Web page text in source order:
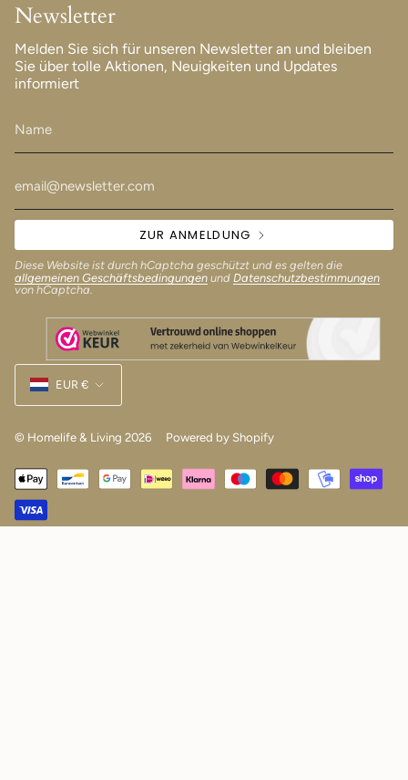
Newsletter
Melden Sie sich für unseren Newsletter an und bleiben
Sie über tolle Aktionen, Neuigkeiten und Updates
informiert
ZUR ANMELDUNG
Diese Website ist durch hCaptcha geschützt und es gelten die
allgemeinen Geschäftsbedingungen und Datenschutzbestimmungen
von hCaptcha.
Währung
EUR €
© Homelife & Living 2026 Powered by Shopify